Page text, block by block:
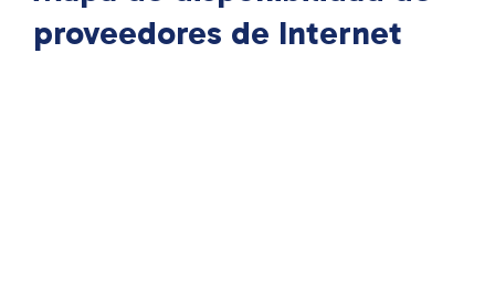
proveedores de Internet